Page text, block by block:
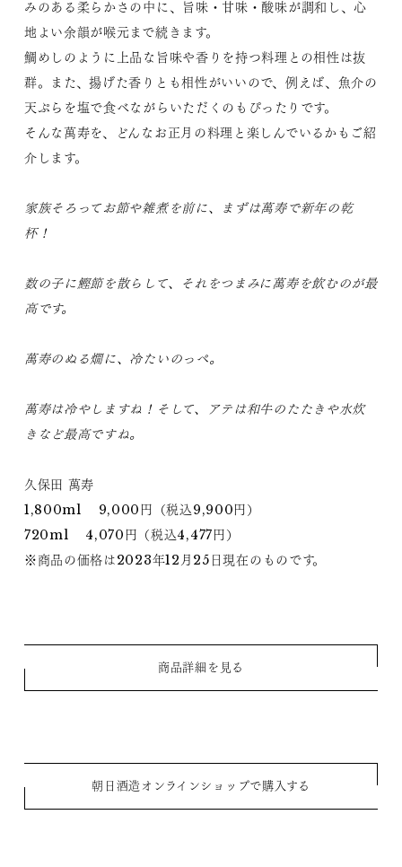
みのある柔らかさの中に、旨味・甘味・酸味が調和し、心
地よい余韻が喉元まで続きます。
鯛めしのように上品な旨味や香りを持つ料理との相性は抜
群。また、揚げた香りとも相性がいいので、例えば、魚介の
天ぷらを塩で食べながらいただくのもぴったりです。
そんな萬寿を、どんなお正月の料理と楽しんでいるかもご紹
介します。
家族そろってお節や雑煮を前に、まずは萬寿で新年の乾
杯！
数の子に鰹節を散らして、それをつまみに萬寿を飲むのが最
高です。
萬寿のぬる燗に、冷たいのっぺ。
萬寿は冷やしますね！そして、アテは和牛のたたきや水炊
きなど最高ですね。
久保田 萬寿
1,800ml 9,000円（税込9,900円）
720ml 4,070円（税込4,477円）
※商品の価格は2023年12月25日現在のものです。
商品詳細を見る
朝日酒造オンラインショップで購入する